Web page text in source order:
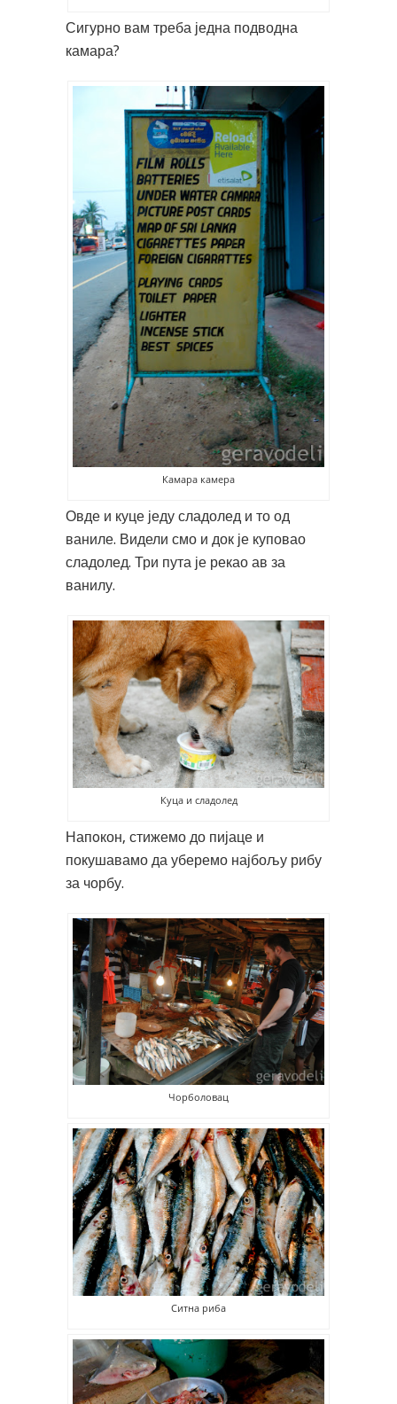
Сигурно вам треба једна подводна
камара?
Камара камера
Овде и куце једу сладолед и то од
ваниле. Видели смо и док је куповао
сладолед. Три пута је рекао ав за
ванилу.
Куца и сладолед
Напoкон, стижемо до пијаце и
покушавамо да уберемо најбољу рибу
за чорбу.
Чорболовац
Ситна риба